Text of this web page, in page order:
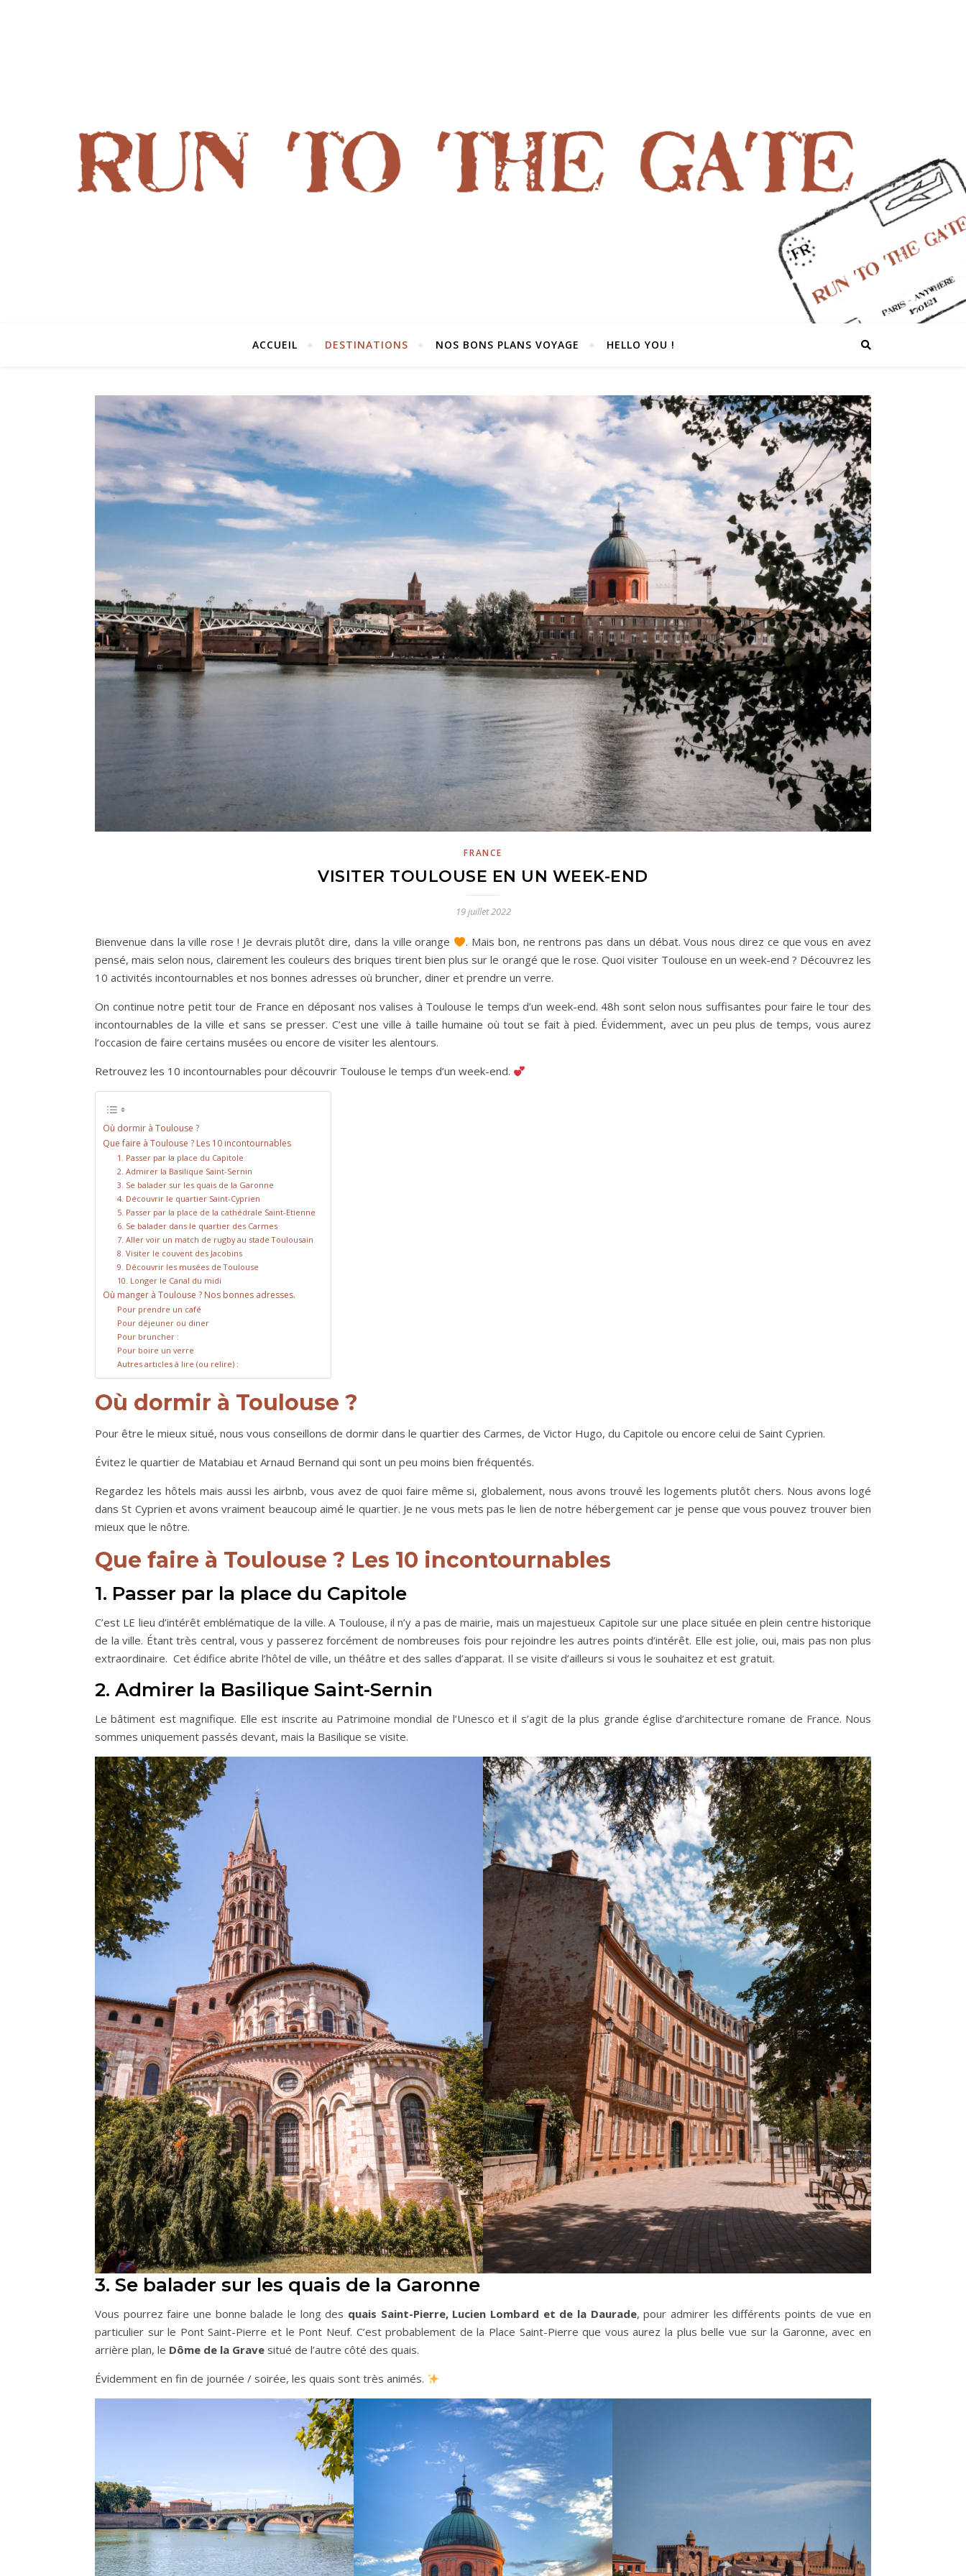
ACCUEIL DESTINATIONS NOS BONS PLANS VOYAGE HELLO YOU !
FRANCE
VISITER TOULOUSE EN UN WEEK-END
19 juillet 2022
Bienvenue dans la ville rose ! Je devrais plutôt dire, dans la ville orange
. Mais bon, ne rentrons pas dans un débat. Vous nous direz ce que vous en avez
pensé, mais selon nous, clairement les couleurs des briques tirent bien plus sur le orangé que le rose. Quoi visiter Toulouse en un week-end ? Découvrez les
10 activités incontournables et nos bonnes adresses où bruncher, diner et prendre un verre.
On continue notre petit tour de France en déposant nos valises à Toulouse le temps d’un week-end. 48h sont selon nous suffisantes pour faire le tour des
incontournables de la ville et sans se presser. C’est une ville à taille humaine où tout se fait à pied. Évidemment, avec un peu plus de temps, vous aurez
l’occasion de faire certains musées ou encore de visiter les alentours.
Retrouvez les 10 incontournables pour découvrir Toulouse le temps d’un week-end.
Où dormir à Toulouse ?
Que faire à Toulouse ? Les 10 incontournables
1. Passer par la place du Capitole
2. Admirer la Basilique Saint-Sernin
3. Se balader sur les quais de la Garonne
4. Découvrir le quartier Saint-Cyprien
5. Passer par la place de la cathédrale Saint-Etienne
6. Se balader dans le quartier des Carmes
7. Aller voir un match de rugby au stade Toulousain
8. Visiter le couvent des Jacobins
9. Découvrir les musées de Toulouse
10. Longer le Canal du midi
Où manger à Toulouse ? Nos bonnes adresses.
Pour prendre un café
Pour déjeuner ou diner
Pour bruncher :
Pour boire un verre
Autres articles à lire (ou relire) :
Où dormir à Toulouse ?
Pour être le mieux situé, nous vous conseillons de dormir dans le quartier des Carmes, de Victor Hugo, du Capitole ou encore celui de Saint Cyprien.
Évitez le quartier de Matabiau et Arnaud Bernand qui sont un peu moins bien fréquentés.
Regardez les hôtels mais aussi les airbnb, vous avez de quoi faire même si, globalement, nous avons trouvé les logements plutôt chers. Nous avons logé
dans St Cyprien et avons vraiment beaucoup aimé le quartier. Je ne vous mets pas le lien de notre hébergement car je pense que vous pouvez trouver bien
mieux que le nôtre.
Que faire à Toulouse ? Les 10 incontournables
1. Passer par la place du Capitole
C’est LE lieu d’intérêt emblématique de la ville. A Toulouse, il n’y a pas de mairie, mais un majestueux Capitole sur une place située en plein centre historique
de la ville. Étant très central, vous y passerez forcément de nombreuses fois pour rejoindre les autres points d’intérêt. Elle est jolie, oui, mais pas non plus
extraordinaire. Cet édifice abrite l’hôtel de ville, un théâtre et des salles d’apparat. Il se visite d’ailleurs si vous le souhaitez et est gratuit.
2. Admirer la Basilique Saint-Sernin
Le bâtiment est magnifique. Elle est inscrite au Patrimoine mondial de l’Unesco et il s’agit de la plus grande église d’architecture romane de France. Nous
sommes uniquement passés devant, mais la Basilique se visite.
3. Se balader sur les quais de la Garonne
Vous pourrez faire une bonne balade le long des quais Saint-Pierre, Lucien Lombard et de la Daurade, pour admirer les différents points de vue en
particulier sur le Pont Saint-Pierre et le Pont Neuf. C’est probablement de la Place Saint-Pierre que vous aurez la plus belle vue sur la Garonne, avec en
arrière plan, le Dôme de la Grave situé de l’autre côté des quais.
Évidemment en fin de journée / soirée, les quais sont très animés.